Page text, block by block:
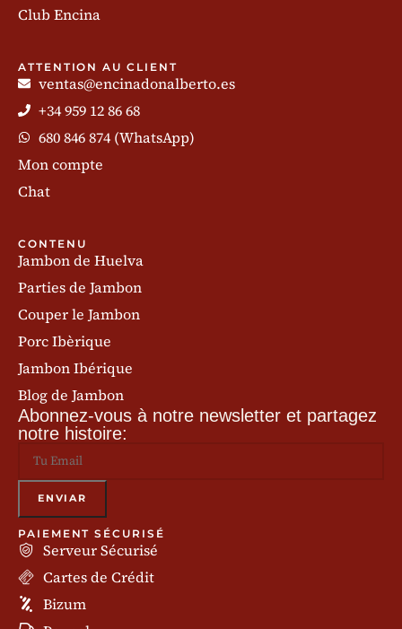
Club Encina
ATTENTION AU CLIENT
ventas@encinadonalberto.es
+34 959 12 86 68
680 846 874 (WhatsApp)
Mon compte
Chat
CONTENU
Jambon de Huelva
Parties de Jambon
Couper le Jambon
Porc Ibèrique
Jambon Ibérique
Blog de Jambon
Abonnez-vous à notre newsletter et partagez
notre histoire:
PAIEMENT SÉCURISÉ
Serveur Sécurisé
Cartes de Crédit
Bizum